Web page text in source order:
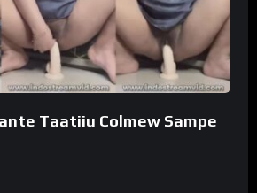
Taatiiu Colmew Sampe